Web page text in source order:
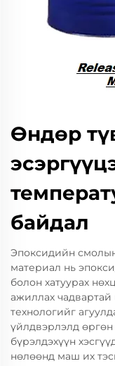
Өндөр
байдал
Эпоксидийн
материал нь
болон хатуурах
ажиллах
технологийг
үйлдвэрлэлд
бүрэлдэхүүн
нөлөөнд маш их